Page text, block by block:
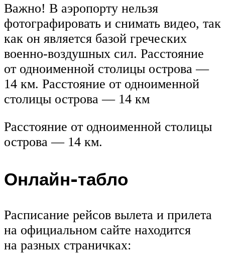
Важно! В аэропорту нельзя
фотографировать и снимать видео, так
как он является базой греческих
военно-воздушных сил. Расстояние
от одноименной столицы острова —
14 км. Расстояние от одноименной
столицы острова — 14 км
Расстояние от одноименной столицы
острова — 14 км.
Онлайн-табло
Расписание рейсов вылета и прилета
на официальном сайте находится
на разных страничках: